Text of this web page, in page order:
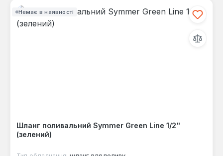
Немає в наявності
Шланг поливальний Symmer Green Line 1/2"
(зелений)